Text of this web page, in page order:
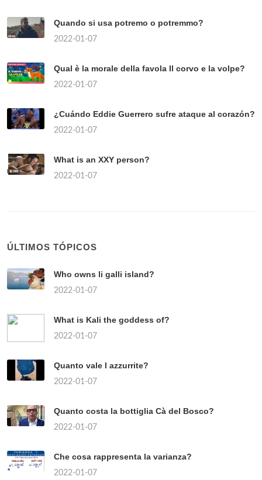
Quando si usa potremo o potremmo?
2022-01-07
Qual è la morale della favola Il corvo e la volpe?
2022-01-07
¿Cuándo Eddie Guerrero sufre ataque al corazón?
2022-01-07
What is an XXY person?
2022-01-07
ÚLTIMOS TÓPICOS
Who owns li galli island?
2022-01-07
What is Kali the goddess of?
2022-01-07
Quanto vale l azzurrite?
2022-01-07
Quanto costa la bottiglia Cà del Bosco?
2022-01-07
Che cosa rappresenta la varianza?
2022-01-07